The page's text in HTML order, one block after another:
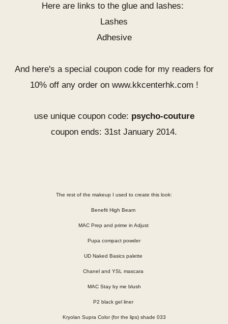
Here are links to the glue and lashes:
Lashes
Adhesive
And here's a special coupon code for my readers for
10% off any order on www.kkcenterhk.com !
use unique coupon code: psycho-couture
coupon ends: 31st January 2014.
The rest of the makeup I used to create this look:
Benefit High Beam
MAC Prep and prime in Adjust
Pupa compact powder
UD Naked Basics palette
Chanel and YSL mascara
MAC Stay by me blush
P2 black gel liner
Kryolan Supra Color (for the lips) shade 033